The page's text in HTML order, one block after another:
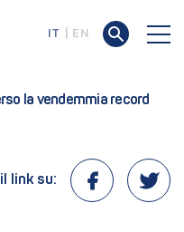
IT EN
la vendemmia record
link su: